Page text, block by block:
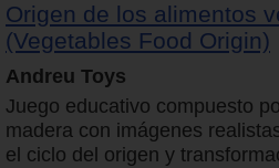
Origen de los alimentos
(Vegetables Food Origin)
Andreu Toys
Juego educativo compuesto
madera con imágenes
el ciclo del origen y